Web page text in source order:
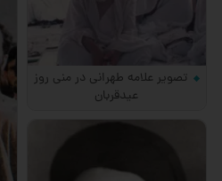
تصویر علامه طهرانی در منی روز
عیدقربان